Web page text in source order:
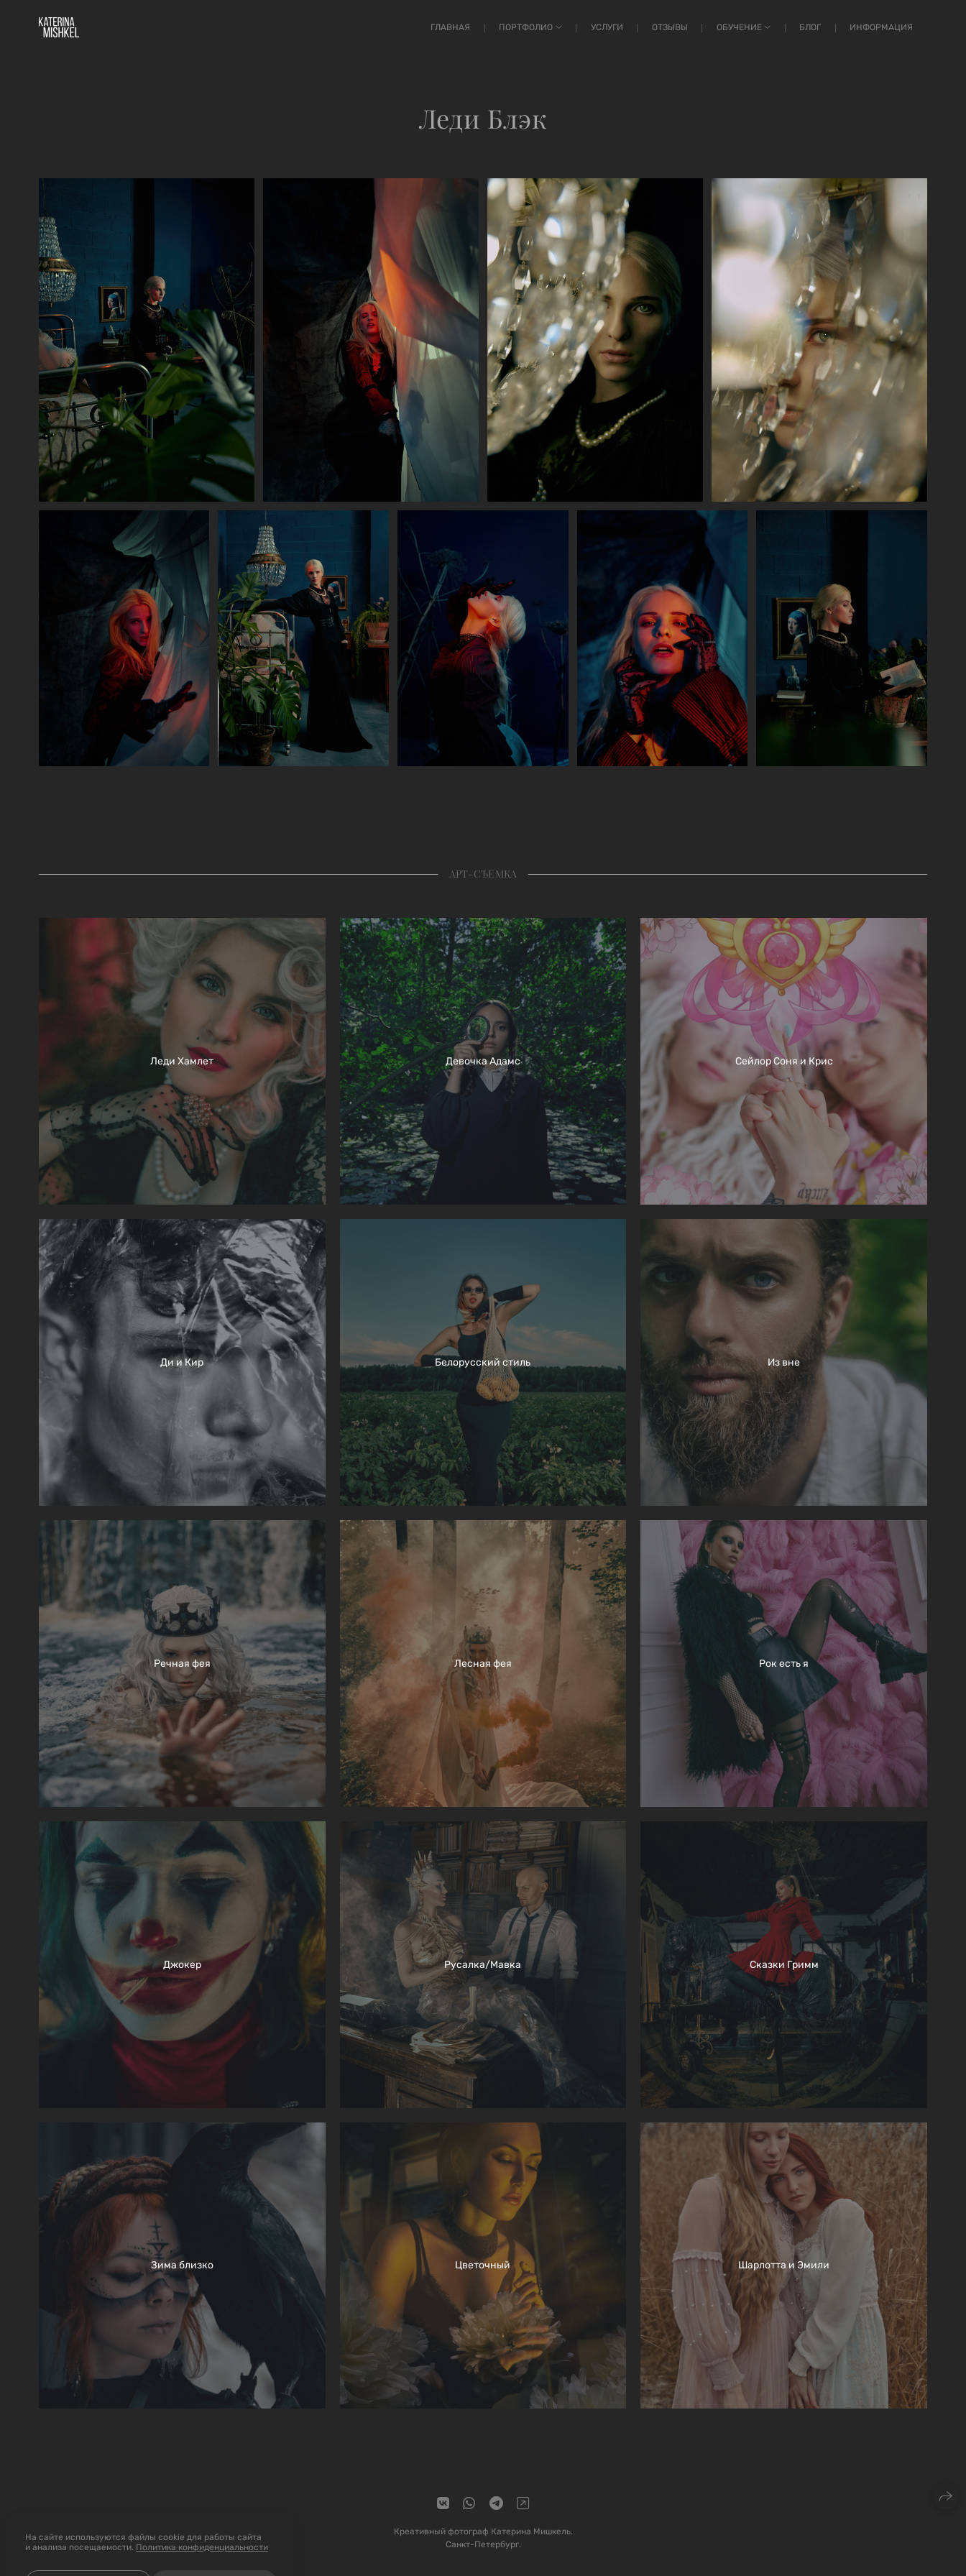
ГЛАВНАЯ ПОРТФОЛИО УСЛУГИ ОТЗЫВЫ ОБУЧЕНИЕ БЛОГ ИНФОРМАЦИЯ
Леди Блэк
АРТ-СЪЕМКА
Леди Хамлет Девочка Адамс Сейлор Соня и Крис
Ди и Кир Белорусский стиль Из вне
Речная фея Лесная фея Рок есть я
Джокер Русалка/Мавка Сказки Гримм
Зима близко Цветочный Шарлотта и Эмили
Креативный фотограф Катерина Мишкель.
Санкт-Петербург.
На сайте используются файлы cookie для работы сайта
и анализа посещаемости. Политика конфиденциальности